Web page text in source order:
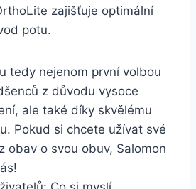
zajišťuje optimální
potu.
tedy nejenom⁤ první volbou
‌z důvodu vysoce
ale⁣ také díky skvělému
Pokud si chcete​ užívat své
obav o svou obuv, Salomon